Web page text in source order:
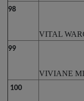
98
VITAL
99
VIVIANE
100